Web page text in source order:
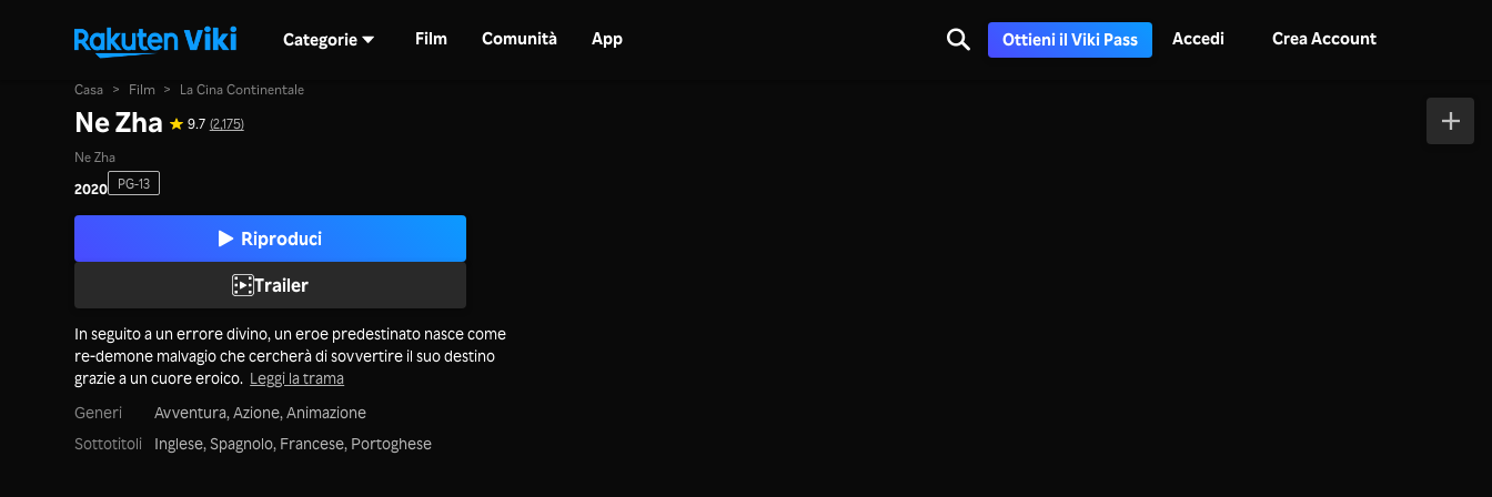
Categorie Film Comunità App Ottieni il Viki Pass Accedi Crea Account
Casa > Film > La Cina Continentale
Ne Zha 9.7 (2,175)
Ne Zha
2020
PG-13
Riproduci
Trailer
In seguito a un errore divino, un eroe predestinato nasce come
re-demone malvagio che cercherà di sovvertire il suo destino
grazie a un cuore eroico. Leggi la trama
Generi
Avventura, Azione, Animazione
Sottotitoli
Inglese, Spagnolo, Francese, Portoghese